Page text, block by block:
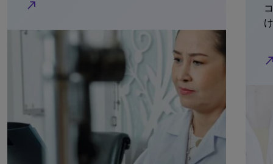
コンテ
けるま